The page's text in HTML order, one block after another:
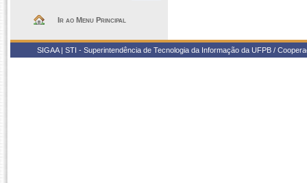
Ir ao Menu Principal
SIGAA | STI - Superintendência de Tecnologia da Informação da UFPB /